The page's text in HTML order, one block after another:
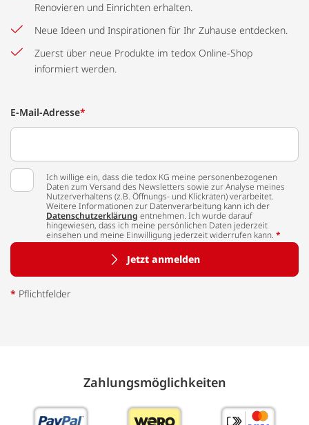
Renovieren und Einrichten erhalten.
Neue Ideen und Inspirationen für Ihr Zuhause entdecken.
Zuerst über neue Produkte im tedox Online-Shop
informiert werden.
E-Mail-Adresse*
Ich willige ein, dass die tedox KG meine personenbezogenen
Daten zum Versand des Newsletters sowie zur Analyse meines
Nutzerverhaltens (z.B. Öffnungs- und Klickraten) verarbeitet.
Weitere Informationen zur Datenverarbeitung kann ich der
Datenschutzerklärung entnehmen. Ich wurde darauf
hingewiesen, dass ich meine persönlichen Daten jederzeit
einsehen und meine Einwilligung jederzeit widerrufen kann. *
Jetzt anmelden
* Pflichtfelder
Zahlungs­möglich­keiten